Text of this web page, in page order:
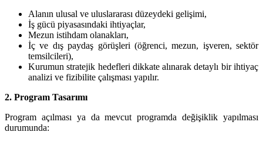
Alanın ulusal ve uluslararası düzeydeki gelişimi,
İş gücü piyasasındaki ihtiyaçlar,
Mezun istihdam olanakları,
İç ve dış paydaş görüşleri (öğrenci, mezun, işveren, sektör
temsilcileri),
Kurumun stratejik hedefleri dikkate alınarak detaylı bir ihtiyaç
analizi ve fizibilite çalışması yapılır.
2. Program Tasarımı
Program açılması ya da mevcut programda değişiklik yapılması
durumunda: